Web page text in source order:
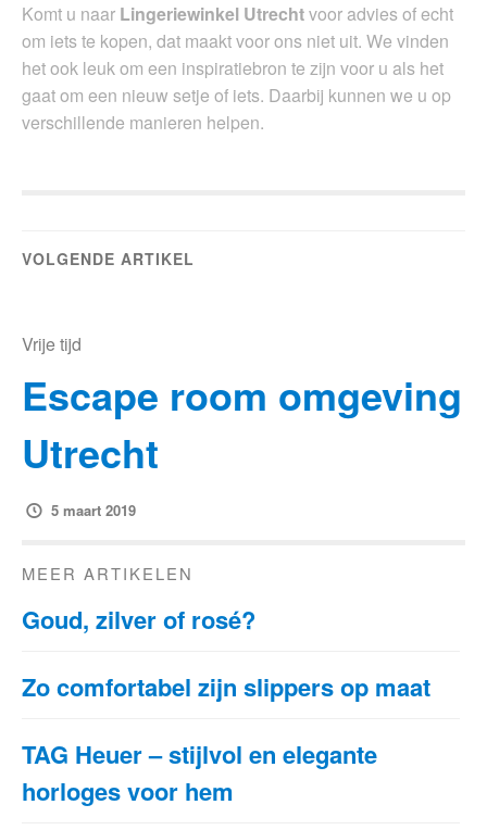
Komt u naar Lingeriewinkel Utrechtvoor advies of echt
om iets te kopen, dat maakt voor ons niet uit. We vinden
het ook leuk om een inspiratiebron te zijn voor u als het
gaat om een nieuw setje of iets. Daarbij kunnen we u op
verschillende manieren helpen.
VOLGENDE ARTIKEL
Vrije tijd
Escape room omgeving
Utrecht
5 maart 2019
MEER ARTIKELEN
Goud, zilver of rosé?
Zo comfortabel zijn slippers op maat
TAG Heuer – stijlvol en elegante
horloges voor hem